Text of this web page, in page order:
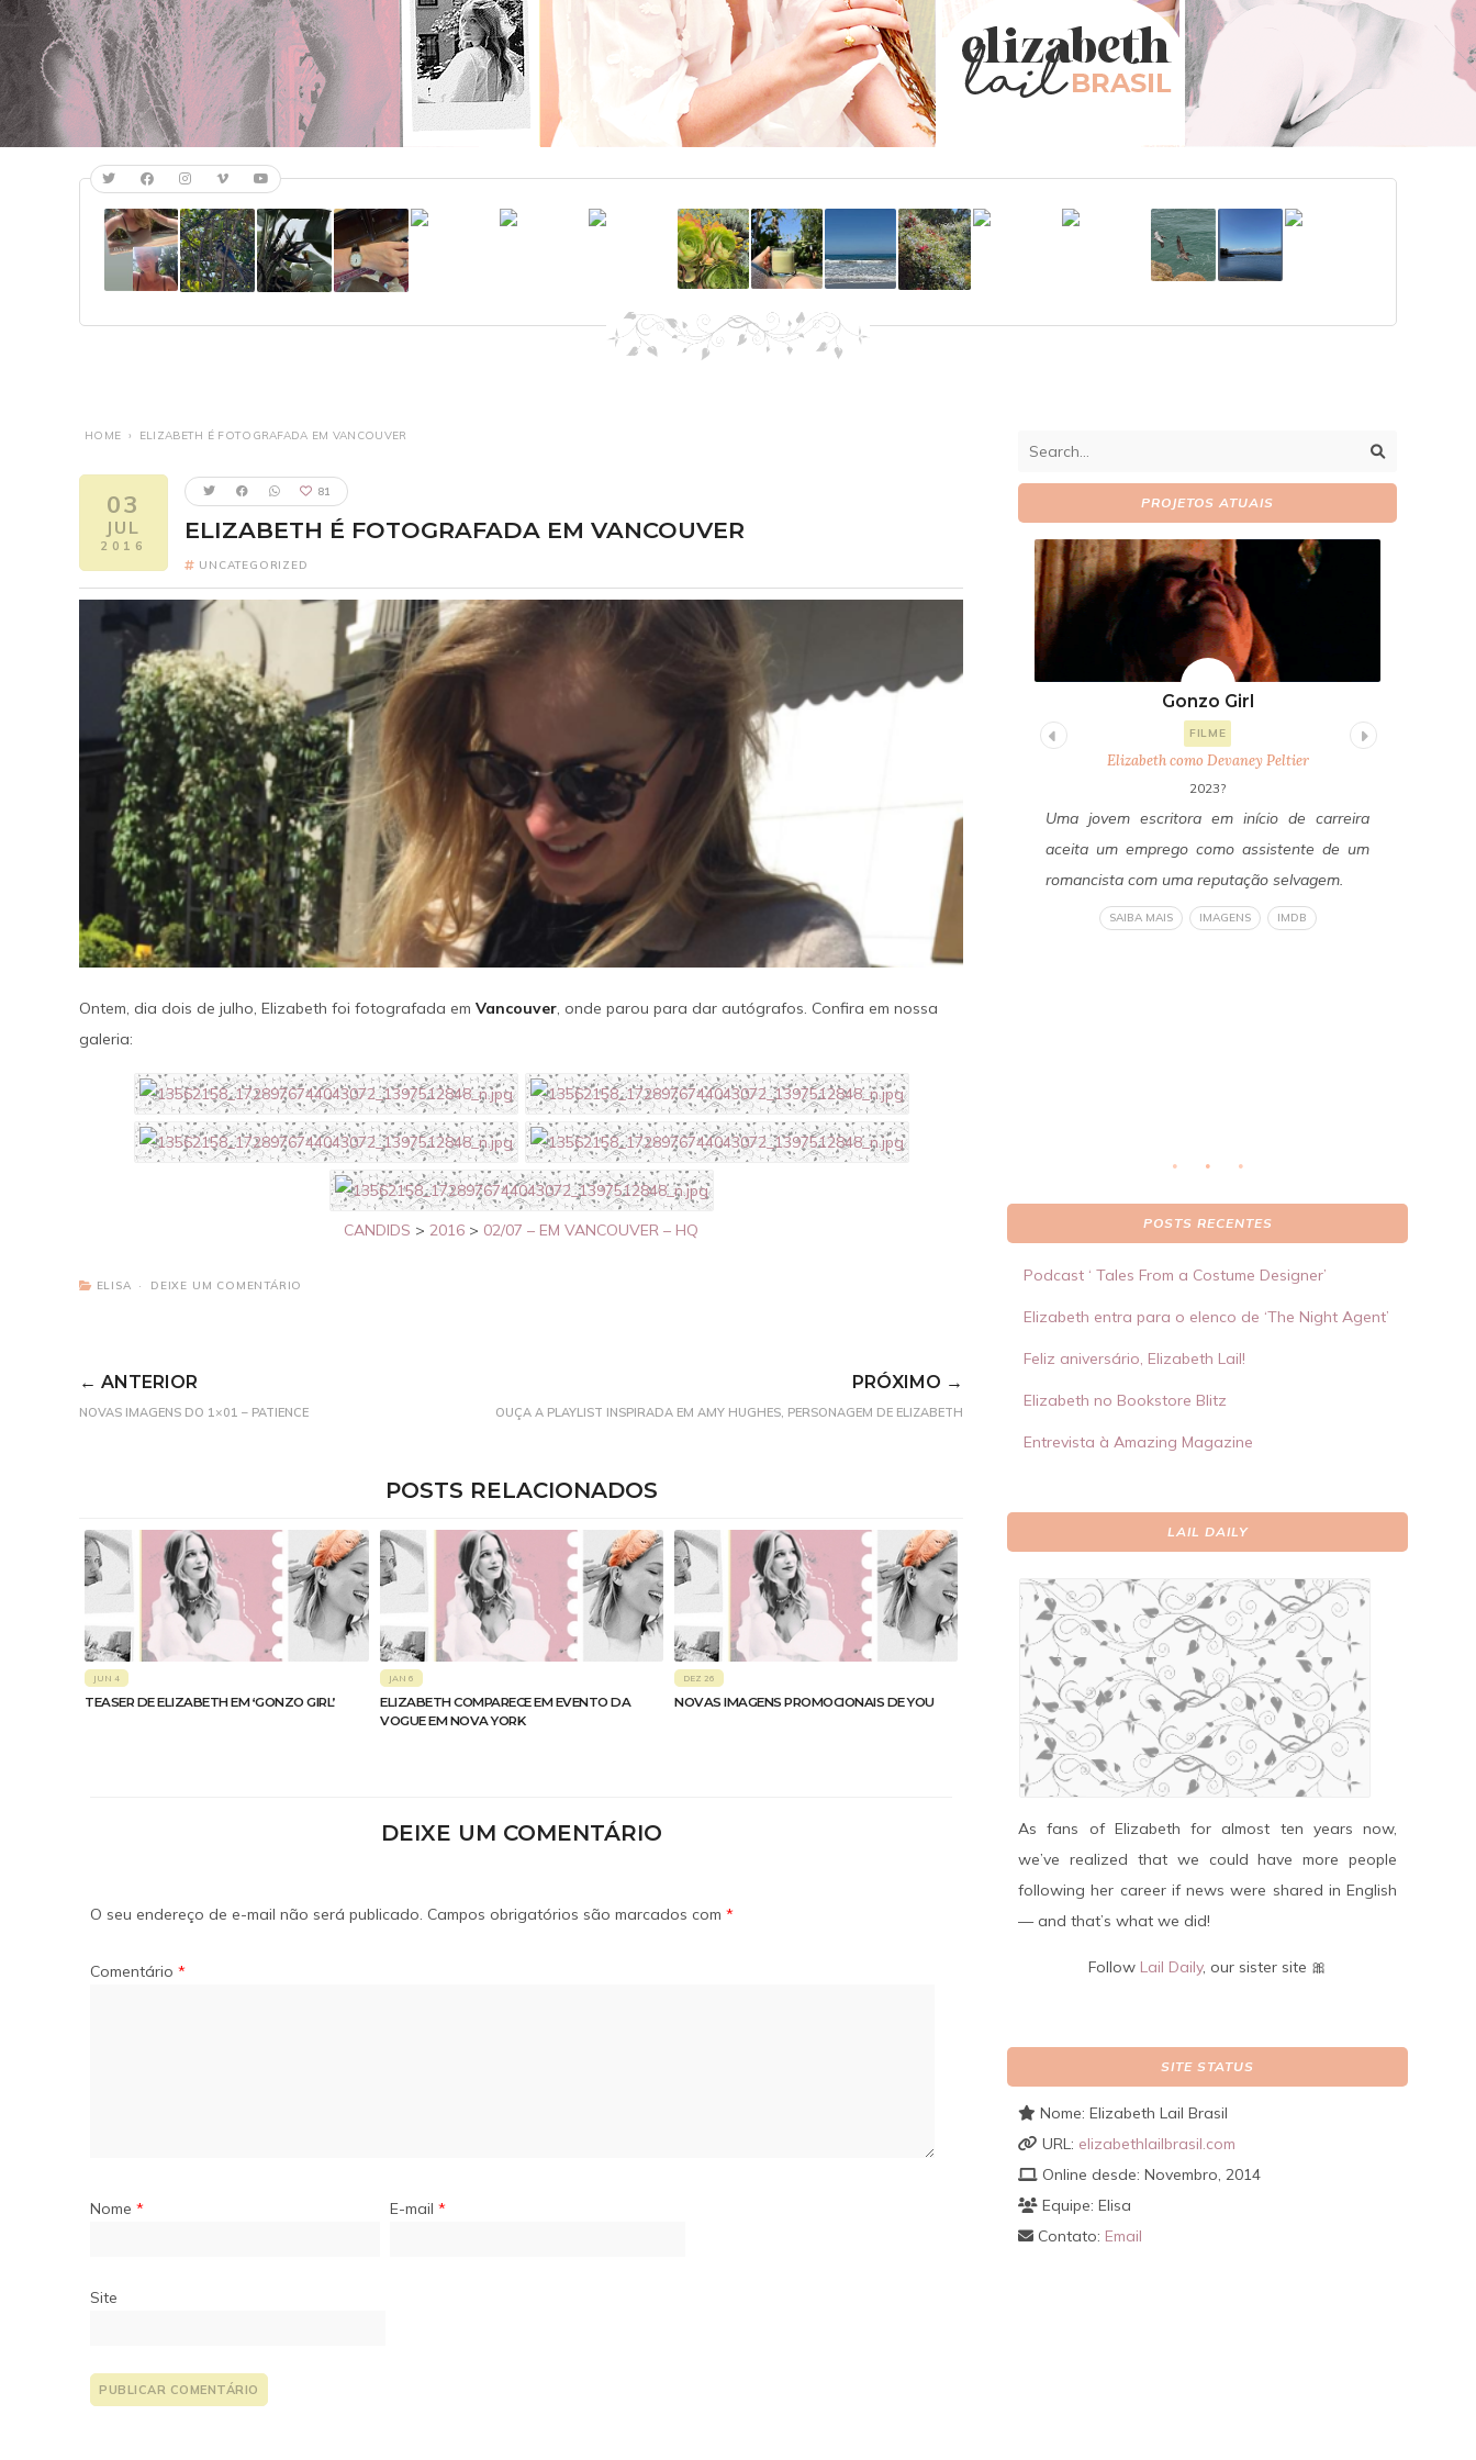
HOME › ELIZABETH É FOTOGRAFADA EM VANCOUVER
03
JUL
2016
81
ELIZABETH É FOTOGRAFADA EM VANCOUVER
UNCATEGORIZED
Ontem, dia dois de julho, Elizabeth foi fotografada em Vancouver, onde parou para dar autógrafos. Confira em nossa
galeria:
CANDIDS >2016 > 02/07 – EM VANCOUVER – HQ
ELISA DEIXE UM COMENTÁRIO
← ANTERIOR
NOVAS IMAGENS DO 1×01 – PATIENCE
PRÓXIMO →
OUÇA A PLAYLIST INSPIRADA EM AMY HUGHES, PERSONAGEM DE ELIZABETH
POSTS RELACIONADOS
JUN 4
TEASER DE ELIZABETH EM ‘GONZO GIRL’
JAN 6
ELIZABETH COMPARECE EM EVENTO DA
VOGUE EM NOVA YORK
DEZ 26
NOVAS IMAGENS PROMOCIONAIS DE YOU
DEIXE UM COMENTÁRIO
O seu endereço de e-mail não será publicado. Campos obrigatórios são marcados com *
Comentário *
Nome * E-mail *
Site
PROJETOS ATUAIS
Five Nights at Freddy's 2
FILME
Elizabeth como Vanessa Shelly
2025
Um ano após o pesadelo sobrenatural na
Freddy Fazbear's Pizza, Abby foge para se
reconectar com seus amigos animatrônicos,
revelando segredos obscuros sobre a
verdadeira origem da Freddy's e libertando
um horror escondido há décadas.
SAIBA MAIS IMAGENS IMDB
Lucy Boomer
Para salvar sua carreira, um escritor
decadente ajuda uma idosa de 93 anos a
fugir de um asilo em troca de segredos
presidenciais. A viagem rumo à Dakota do
Norte ganha contornos complexos com a
chegada de uma mochileira que desestabiliza
a dupla. O trajeto torna-se uma fuga real
SAIBA MAIS IMAGENS
Gonzo Girl
FILME
Elizabeth como Devaney Peltier
2023?
Uma jovem escritora em início de carreira
aceita um emprego como assistente de um
romancista com uma reputação selvagem.
SAIBA MAIS IMAGENS IMDB
POSTS RECENTES
Podcast ‘ Tales From a Costume Designer’
Elizabeth entra para o elenco de ‘The Night Agent’
Feliz aniversário, Elizabeth Lail!
Elizabeth no Bookstore Blitz
Entrevista à Amazing Magazine
LAIL DAILY
As fans of Elizabeth for almost ten years now,
we’ve realized that we could have more people
following her career if news were shared in English
— and that’s what we did!
Follow Lail Daily, our sister site 🎀
SITE STATUS
Nome: Elizabeth Lail Brasil
URL: elizabethlailbrasil.com
Online desde: Novembro, 2014
Equipe: Elisa
Contato: Email